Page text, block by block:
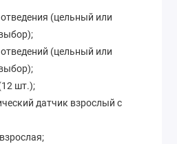
(цельный или
(цельный или
шт.);
датчик взрослый с